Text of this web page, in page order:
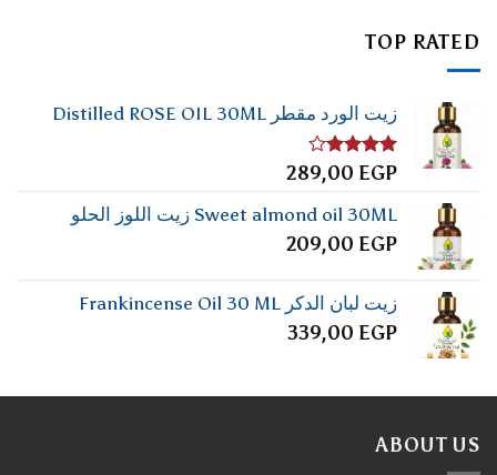
TOP RATED
زيت الورد مقطر Distilled ROSE OIL 30ML
تم
4.00من
5
289,00 EGP
Sweet almond oil 30ML زيت اللوز الحلو
209,00 EGP
زيت لبان الدكر Frankincense Oil 30 ML
339,00 EGP
ABOUT US